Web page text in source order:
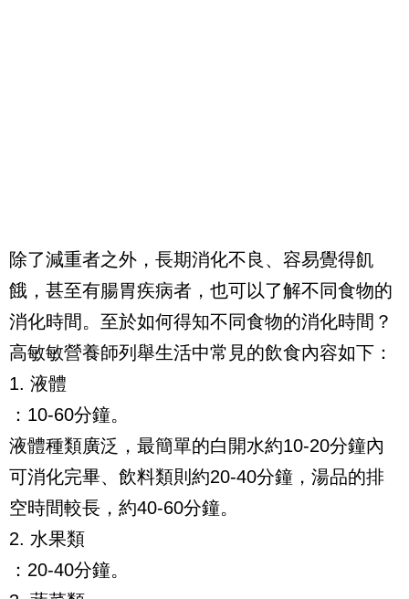
除了減重者之外，長期消化不良、容易覺得飢
餓，甚至有腸胃疾病者，也可以了解不同食物的
消化時間。至於如何得知不同食物的消化時間？
高敏敏營養師列舉生活中常見的飲食內容如下：
1. 液體
：10-60分鐘。
液體種類廣泛，最簡單的白開水約10-20分鐘內
可消化完畢、飲料類則約20-40分鐘，湯品的排
空時間較長，約40-60分鐘。
2. 水果類
：20-40分鐘。